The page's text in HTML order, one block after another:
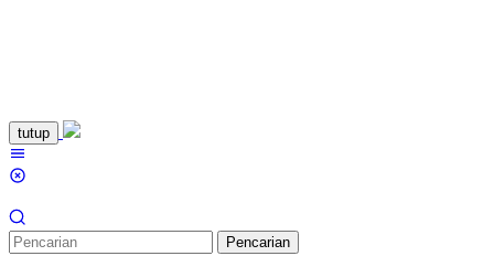
Loncat
ke
konten
tutup
Pencarian